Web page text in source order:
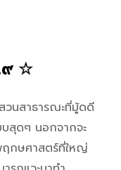
๙ ☆
นสาธารณะที่มู้ดดี
บสุดๆ นอกจากจะ
ฤกษศาสตร์ที่ใหญ่